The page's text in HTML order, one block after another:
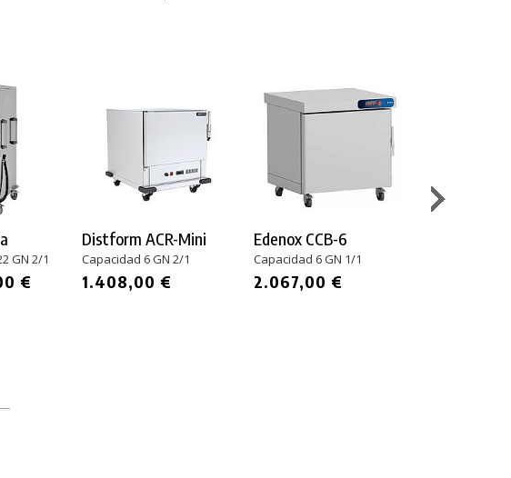
GN 2/1
€
Distform ACR-Mini
Capacidad 6 GN 2/1
1.408,00 €
Edenox CCB-6
Capacidad 6 GN 1/1
2.067,00 €